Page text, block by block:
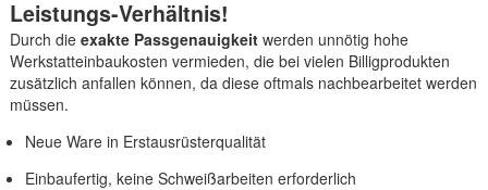
Leistungs-Verhältnis!
Durch die exakte Passgenauigkeitwerden unnötig hohe
Werkstatteinbaukosten vermieden, die bei vielen Billigprodukten
zusätzlich anfallen können, da diese oftmals nachbearbeitet werden
müssen.
Neue Ware in Erstausrüsterqualität
Einbaufertig, keine Schweißarbeiten erforderlich